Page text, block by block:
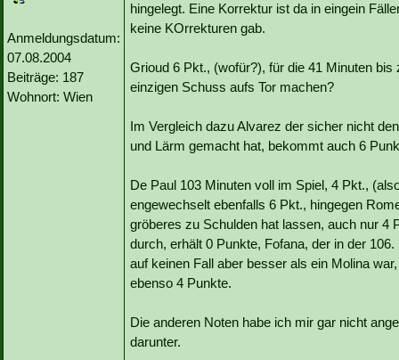
Anmeldungsdatum:
07.08.2004
Beiträge: 187
Wohnort: Wien
hingelegt. Eine Korrektur ist da in eingein
keine KOrrekturen gab.
Grioud 6 Pkt., (wofür?), für die 41 Minuten
einzigen Schuss aufs Tor machen?
Im Vergleich dazu Alvarez der sicher nicht
und Lärm gemacht hat, bekommt auch 6
De Paul 103 Minuten voll im Spiel, 4 Pkt.,
engewechselt ebenfalls 6 Pkt., hingegen
gröberes zu Schulden hat lassen, auch nur 4
durch, erhält 0 Punkte, Fofana, der in der
auf keinen Fall aber besser als ein Molina
ebenso 4 Punkte.
Die anderen Noten habe ich mir gar nicht
darunter.